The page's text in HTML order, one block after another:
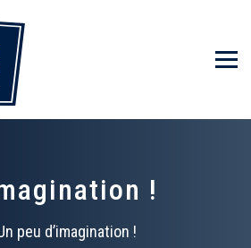
!
peu d’imagination !